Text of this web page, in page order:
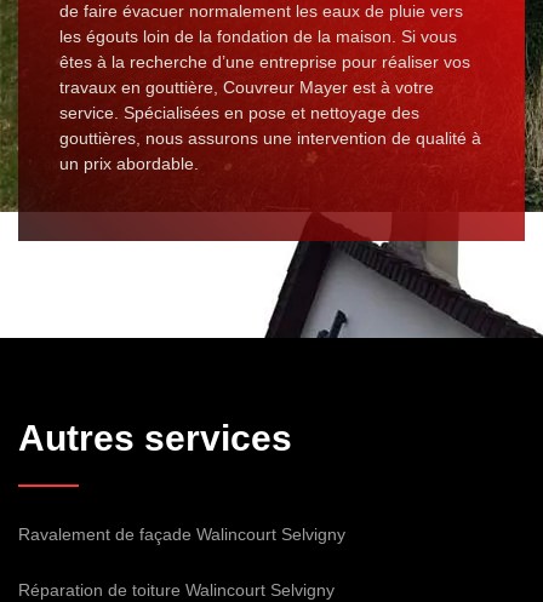
de faire évacuer normalement les eaux de pluie vers
les égouts loin de la fondation de la maison. Si vous
êtes à la recherche d’une entreprise pour réaliser vos
travaux en gouttière, Couvreur Mayer est à votre
service. Spécialisées en pose et nettoyage des
gouttières, nous assurons une intervention de qualité à
un prix abordable.
Autres services
Ravalement de façade Walincourt Selvigny
Réparation de toiture Walincourt Selvigny